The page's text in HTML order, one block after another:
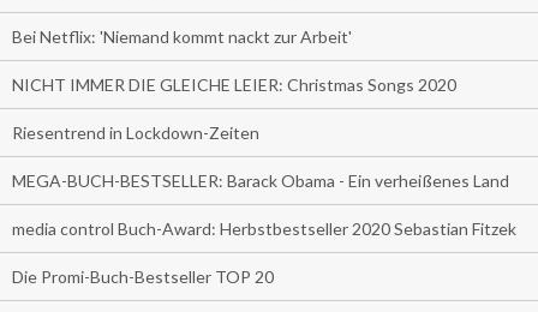
Bei Netflix: 'Niemand kommt nackt zur Arbeit'
NICHT IMMER DIE GLEICHE LEIER: Christmas Songs 2020
Riesentrend in Lockdown-Zeiten
MEGA-BUCH-BESTSELLER: Barack Obama - Ein verheißenes Land
media control Buch-Award: Herbstbestseller 2020 Sebastian Fitzek
Die Promi-Buch-Bestseller TOP 20